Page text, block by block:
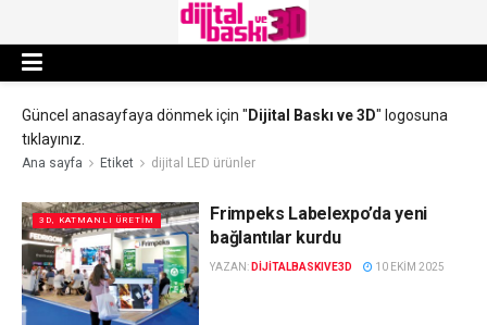
Güncel anasayfaya dönmek için " Dijital Baskı ve 3D" logosuna
tıklayınız.
Ana sayfa Etiket dijital LED ürünler
3D, KATMANLI ÜRETIM
Frimpeks Labelexpo’da yeni
bağlantılar kurdu
YAZAN: DIJITALBASKIVE3D 10 EKIM 2025